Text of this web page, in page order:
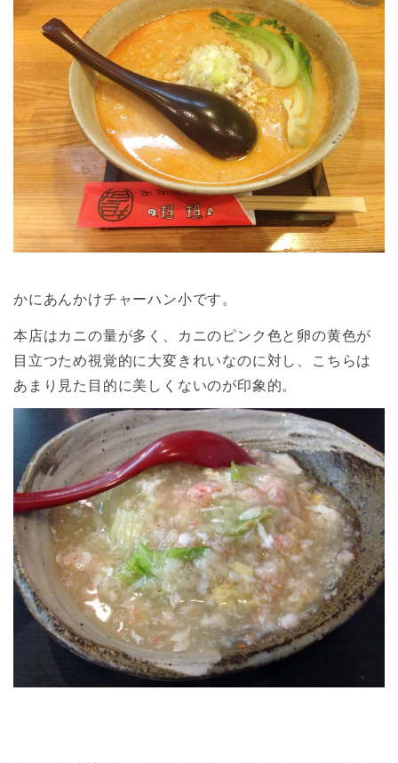
かにあんかけチャーハン小です。
本店はカニの量が多く、カニのピンク色と卵の黄色が
目立つため視覚的に大変きれいなのに対し、こちらは
あまり見た目的に美しくないのが印象的。